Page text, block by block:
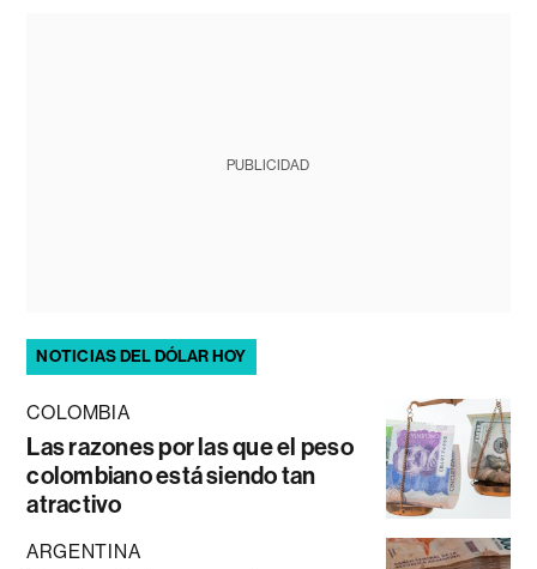
PUBLICIDAD
NOTICIAS DEL DÓLAR HOY
COLOMBIA
Las razones por las que el peso
colombiano está siendo tan
atractivo
ARGENTINA